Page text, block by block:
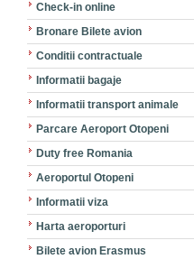
Check-in online
Bronare Bilete avion
Conditii contractuale
Informatii bagaje
Informatii transport animale
Parcare Aeroport Otopeni
Duty free Romania
Aeroportul Otopeni
Informatii viza
Harta aeroporturi
Bilete avion Erasmus